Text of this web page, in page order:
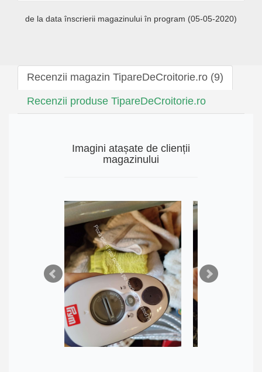
de la data înscrierii magazinului în program (05-05-2020)
Recenzii magazin TipareDeCroitorie.ro (9)
Recenzii produse TipareDeCroitorie.ro
Imagini atașate de clienții
magazinului